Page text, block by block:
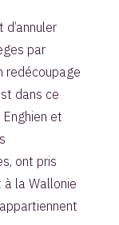
par
redécoupage
dans ce
et
ont pris
à la Wallonie